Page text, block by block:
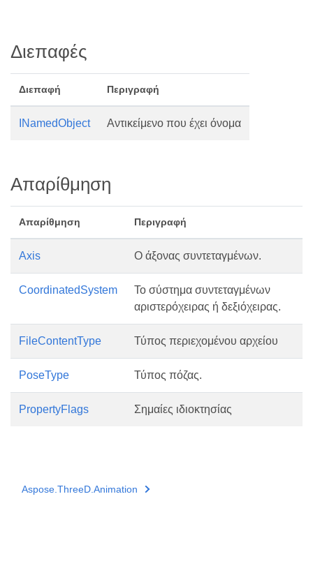
Διεπαφές
Διεπαφή Περιγραφή
INamedObject Αντικείμενο που έχει όνομα
Απαρίθμηση
Απαρίθμηση Περιγραφή
Axis Ο άξονας συντεταγμένων.
CoordinatedSystem
Το σύστημα συντεταγμένων
αριστερόχειρας ή δεξιόχειρας.
FileContentType Τύπος περιεχομένου αρχείου
PoseType Τύπος πόζας.
PropertyFlags Σημαίες ιδιοκτησίας
Aspose.ThreeD.Animation